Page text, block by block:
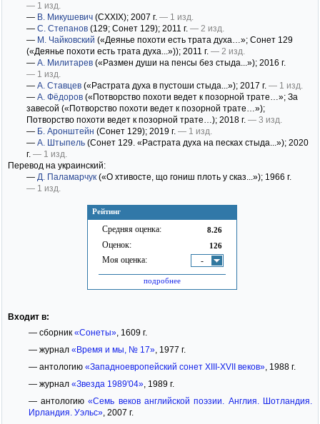
Рейтинг
Средняя оценка: 8.26
Оценок: 126
Моя оценка: -
подробнее
— 1 изд.
— В. Микушевич (CXXIX); 2007 г. — 1 изд.
— С. Степанов (129; Сонет 129); 2011 г. — 2 изд.
— М. Чайковский («Деянье похоти есть трата духа…»; Сонет 129
(«Деянье похоти есть трата духа...»)); 2011 г. — 2 изд.
— А. Милитарев («Размен души на пенсы без стыда...»); 2016 г.
— 1 изд.
— А. Ставцев («Растрата духа в пустоши стыда...»); 2017 г. — 1 изд.
— А. Фёдоров («Потворство похоти ведет к позорной трате…»; За
завесой («Потворство похоти ведет к позорной трате…»);
Потворство похоти ведет к позорной трате…); 2018 г. — 3 изд.
— Б. Аронштейн (Сонет 129); 2019 г. — 1 изд.
— А. Штыпель (Сонет 129. «Растрата духа на песках стыда...»); 2020
г. — 1 изд.
Перевод на украинский:
— Д. Паламарчук («О хтивосте, що гониш плоть у сказ...»); 1966 г.
— 1 изд.
Входит в:
— сборник «Сонеты», 1609 г.
— журнал «Время и мы, № 17», 1977 г.
— антологию «Западноевропейский сонет XIII-XVII веков», 1988 г.
— журнал «Звезда 1989'04», 1989 г.
— антологию«Семь веков английской поэзии. Англия. Шотландия.
Ирландия. Уэльс», 2007 г.